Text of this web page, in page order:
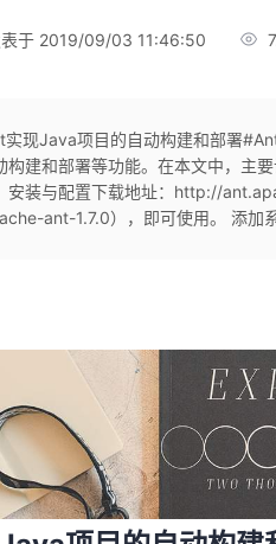
表于 2019/09/03 11:46:50
实现Java项目的自动构建和部署
构建和部署等功能。在本文中，主
安装与配置下载地址：http://
ant-1.7.0），即可使用。 添加